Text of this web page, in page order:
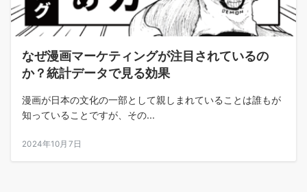
なぜ漫画マーケティングが注目されているの
か？統計データで見る効果
漫画が日本の文化の一部として親しまれていることは誰もが
知っていることですが、その...
2024年10月7日